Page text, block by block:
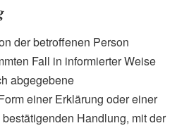
der betroffenen Person
Fall in informierter Weise
abgegebene
einer Erklärung oder einer
Handlung, mit der